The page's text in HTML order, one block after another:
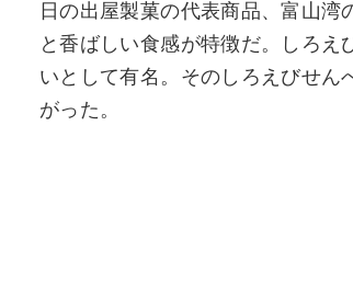
日の出屋製菓の代表商品、富山
と香ばしい食感が特徴だ。しろ
いとして有名。そのしろえびせん
がった。